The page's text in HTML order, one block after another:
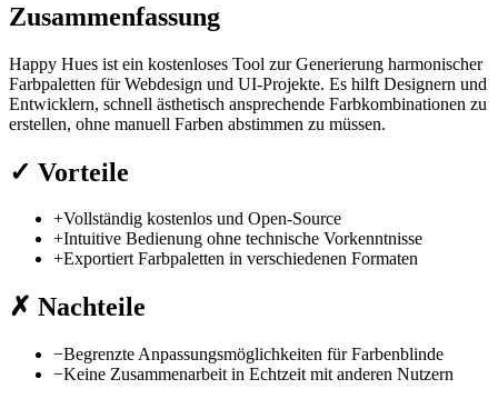
Zusammenfassung
Happy Hues ist ein kostenloses Tool zur Generierung harmonischer
Farbpaletten für Webdesign und UI-Projekte. Es hilft Designern und
Entwicklern, schnell ästhetisch ansprechende Farbkombinationen zu
erstellen, ohne manuell Farben abstimmen zu müssen.
✓ Vorteile
+Vollständig kostenlos und Open-Source
+Intuitive Bedienung ohne technische Vorkenntnisse
+Exportiert Farbpaletten in verschiedenen Formaten
✗ Nachteile
−Begrenzte Anpassungsmöglichkeiten für Farbenblinde
−Keine Zusammenarbeit in Echtzeit mit anderen Nutzern